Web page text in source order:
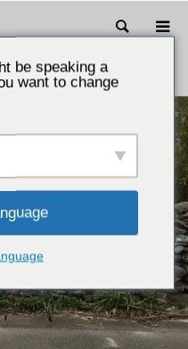
搜尋
be speaking a
want to change